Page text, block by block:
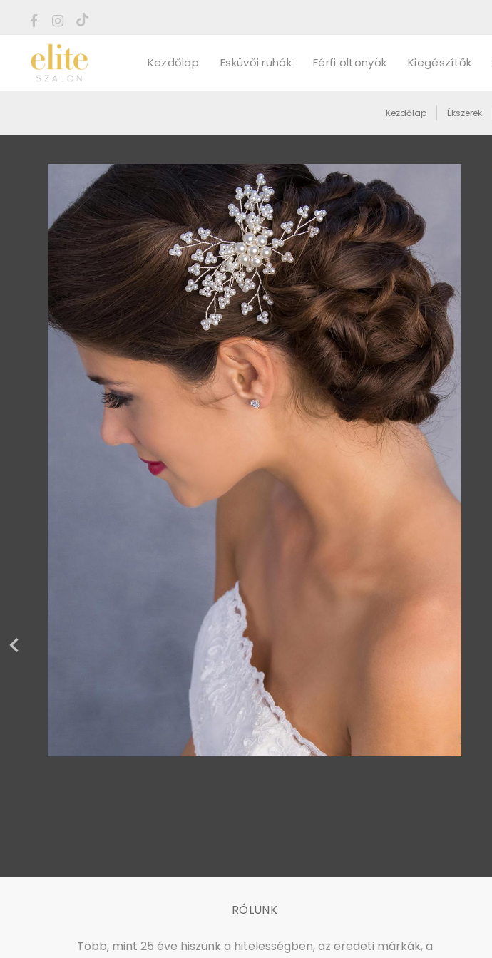
Kezdőlap Esküvői ruhák Férfi öltönyök Kiegészítők
Kezdőlap Ékszerek
RÓLUNK
Több, mint 25 éve hiszünk a hitelességben, az eredeti márkák, a